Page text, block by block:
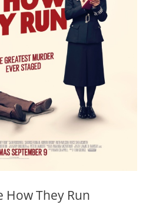
How They Run